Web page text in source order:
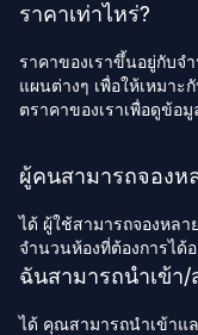
ราคาเท่าไหร่?
ราคาของเราขึ้นอยู่กับ
แผนต่างๆ เพื่อให้เหมา
ตราคาของเราเพื่อดูข้อมู
ผู้คนสามารถจองห
ได้ ผู้ใช้สามารถจองหลา
จำนวนห้องที่ต้องการได้
ฉันสามารถนำเข้า
ได้ คุณสามารถนำเข้าแ